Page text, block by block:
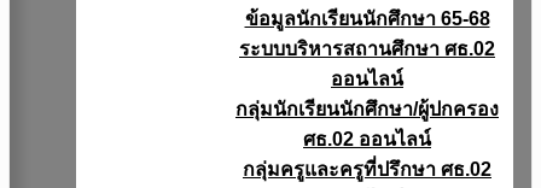
ข้อมูลนักเรียนนักศึกษา 65-68
ระบบบริหารสถานศึกษา ศธ.02
ออนไลน์
กลุ่มนักเรียนนักศึกษา/ผู้ปกครอง
ศธ.02 ออนไลน์
กลุ่มครูและครูที่ปรึกษา ศธ.02